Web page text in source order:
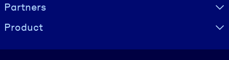
Partners
Product